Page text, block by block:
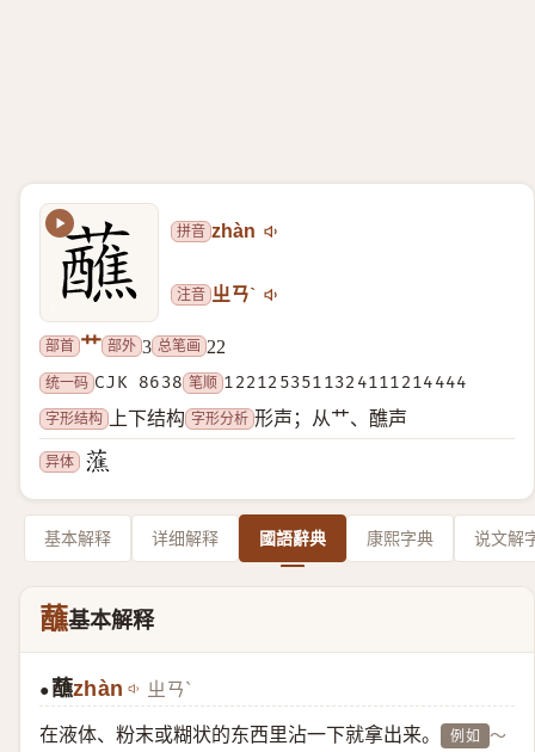
拼音 zhàn
注音 ㄓㄢˋ
部首 艹 部外 3 总笔画 22
统一码 CJK 8638 笔顺 1221253511324111214444
字形结构
上下结构 字形分析 形声；从艹、醮声
异体
基本解释 详细解释 國語辭典 康熙字典 说文解
蘸基本解释
● 蘸zhàn ㄓㄢˋ
在液体、粉末或糊状的东西里沾一下就拿出来。 例如 ～